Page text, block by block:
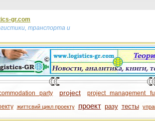
gr.com
транспорта и
party project project management
життєвий цикл проекту проект разу тесты